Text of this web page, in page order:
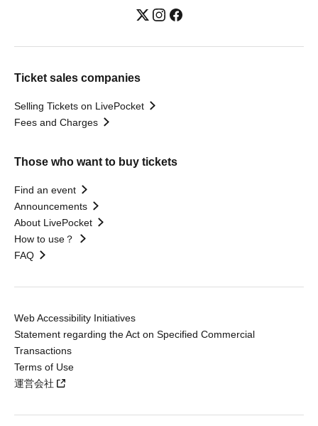
Ticket sales companies
Selling Tickets on LivePocket
Fees and Charges
Those who want to buy tickets
Find an event
Announcements
About LivePocket
How to use？
FAQ
Web Accessibility Initiatives
Statement regarding the Act on Specified Commercial
Transactions
Terms of Use
運営会社